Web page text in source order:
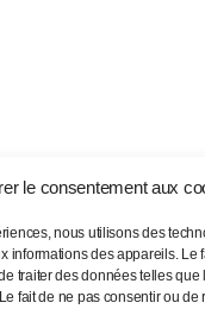
le consentement aux
nous utilisons des
informations des appareils. Le
traiter des données telles
fait de ne pas consentir ou